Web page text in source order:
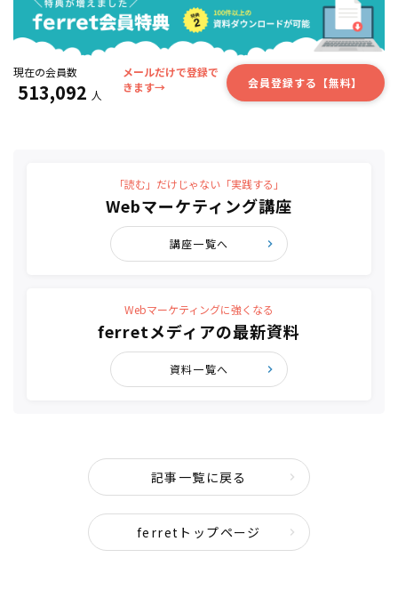
現在の会員数
513,092 人
メールだけで登録で
きます→
会員登録する【無料】
「読む」だけじゃない「実践する」
Webマーケティング講座
講座一覧へ
Webマーケティングに強くなる
ferretメディアの最新資料
資料一覧へ
記事一覧に戻る
ferretトップページ